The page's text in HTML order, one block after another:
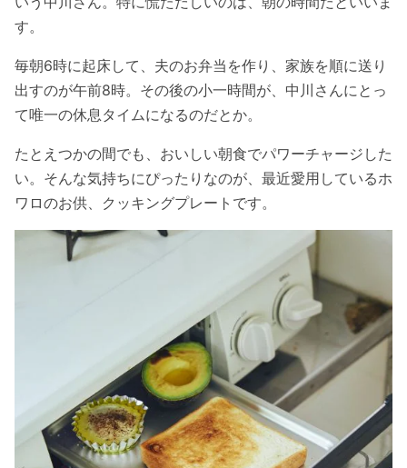
す。
毎朝6時に起床して、夫のお弁当を作り、家族を順に送り
出すのが午前8時。その後の小一時間が、中川さんにとっ
て唯一の休息タイムになるのだとか。
たとえつかの間でも、おいしい朝食でパワーチャージした
い。そんな気持ちにぴったりなのが、最近愛用しているホ
ワロのお供、クッキングプレートです。